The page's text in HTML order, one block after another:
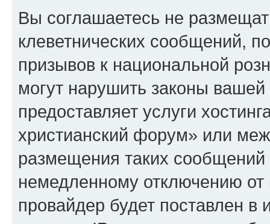
Вы соглашаетесь не
клеветнических сообщений,
призывов к национальной
могут нарушить законы
предоставляет услуги
христианский форум» или
размещения таких
немедленному отключению
провайдер будет поставлен в